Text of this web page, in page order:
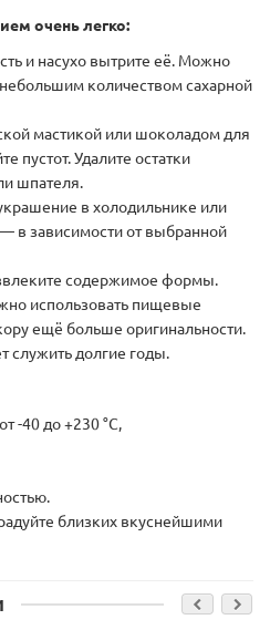
очень легко:
и насухо вытрите её. Можно
количеством сахарной
мастикой или шоколадом для
пустот. Удалите остатки
шпателя.
в холодильнике или
в зависимости от выбранной
содержимое формы.
использовать пищевые
ещё больше оригинальности.
служить долгие годы.
-40 до +230 °C,
близких вкуснейшими